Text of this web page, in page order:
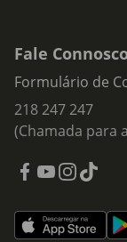
Fale
Formulário de
218 247 247
(Chamada para